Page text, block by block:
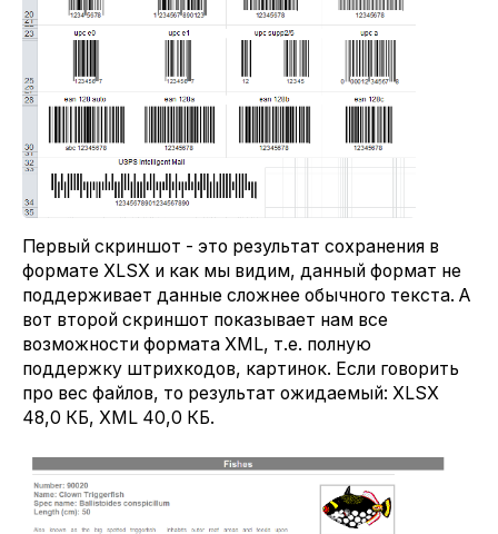
Первый скриншот - это результат сохранения в
формате XLSX и как мы видим, данный формат не
поддерживает данные сложнее обычного текста. А
вот второй скриншот показывает нам все
возможности формата XML, т.е. полную
поддержку штрихкодов, картинок. Если говорить
про вес файлов, то результат ожидаемый: XLSX
48,0 КБ, XML 40,0 КБ.